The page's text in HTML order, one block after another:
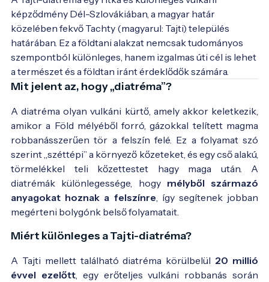
képződmény Dél-Szlovákiában, a magyar határ
közelében fekvő Tachty (magyarul: Tajti) település
határában. Ez a földtani alakzat nemcsak tudományos
szempontból különleges, hanem izgalmas úti cél is lehet
a természet és a földtan iránt érdeklődők számára.
Mit jelent az, hogy „diatréma”?
A diatréma olyan vulkáni kürtő, amely akkor keletkezik,
amikor a Föld mélyéből forró, gázokkal telített magma
robbanásszerűen tör a felszín felé. Ez a folyamat szó
szerint „széttépi” a környező kőzeteket, és egy cső alakú,
törmelékkel teli kőzettestet hagy maga után. A
diatrémák különlegessége, hogy mélyből származó
anyagokat hoznak a felszínre , így segítenek jobban
megérteni bolygónk belső folyamatait.
Miért különleges a Tajti-diatréma?
A Tajti mellett található diatréma körülbelül 20 millió
évvel ezelőtt, egy erőteljes vulkáni robbanás során